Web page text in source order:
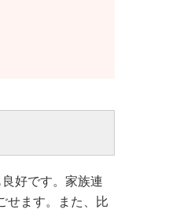
好です。家族連
せます。また、比